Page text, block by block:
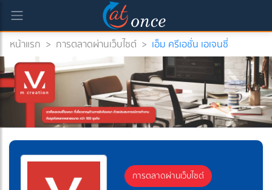
หน้าแรก > การตลาดผ่านเว็บไซต์ > เอ็ม ครีเอชั่น เอเจนซี่
การตลาดผ่านเว็บไซต์